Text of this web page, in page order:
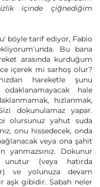
içinde çiğnediğim
böyle tarif ediyor, Fabio
Bu bana
arasında kurduğum
içerek mi sarhoş olur?
hareketle şunu
hale
hızlanmak,
dokunulamaz yapar.
olursunuz yahut suda
onu hissedecek, onda
veya ona şahit
yanmazsınız. Dokunur
(veya hatırda
ve yolunuza devam
aşk gibidir. Sabah neler